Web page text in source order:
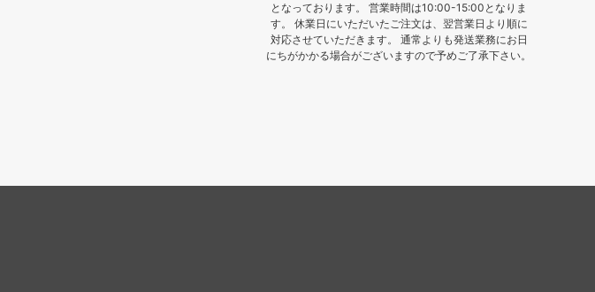
となっております。 営業時間は10:00-15:00となりま
す。 休業日にいただいたご注文は、翌営業日より順に
対応させていただきます。 通常よりも発送業務にお日
にちがかかる場合がございますので予めご了承下さい。